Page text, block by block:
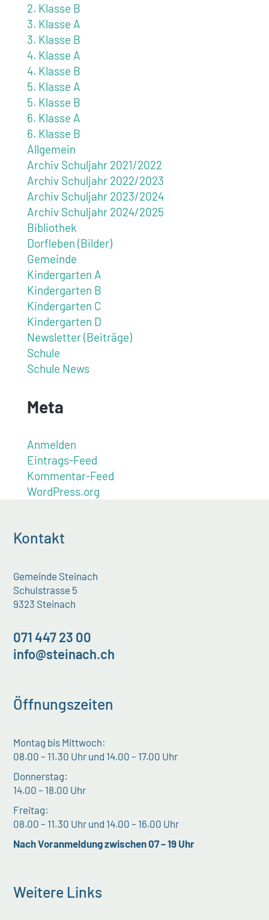
2. Klasse B
3. Klasse A
3. Klasse B
4. Klasse A
4. Klasse B
5. Klasse A
5. Klasse B
6. Klasse A
6. Klasse B
Allgemein
Archiv Schuljahr 2021/2022
Archiv Schuljahr 2022/2023
Archiv Schuljahr 2023/2024
Archiv Schuljahr 2024/2025
Bibliothek
Dorfleben (Bilder)
Gemeinde
Kindergarten A
Kindergarten B
Kindergarten C
Kindergarten D
Newsletter (Beiträge)
Schule
Schule News
Meta
Anmelden
Eintrags-Feed
Kommentar-Feed
WordPress.org
Kontakt
Gemeinde Steinach
Schulstrasse 5
9323 Steinach
071 447 23 00
info@steinach.ch
Öffnungszeiten
Montag bis Mittwoch:
08.00 – 11.30 Uhr und 14.00 – 17.00 Uhr
Donnerstag:
14.00 – 18.00 Uhr
Freitag:
08.00 – 11.30 Uhr und 14.00 – 16.00 Uhr
Nach Voranmeldung zwischen 07 – 19 Uhr
Weitere Links